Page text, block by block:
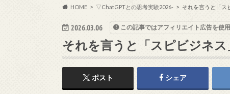
HOME ▽ChatGPTとの思考実験2026- それを言うと「ス
2026.03.06 この記事ではアフィリエイト広告を使用
それを言うと「スピビジネス
ポスト シェア